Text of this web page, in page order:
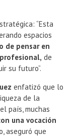
“Esta
espacios
de pensar en
de
su futuro”.
enfatizó que lo
de la
país, muchas
una vocación
aseguró que